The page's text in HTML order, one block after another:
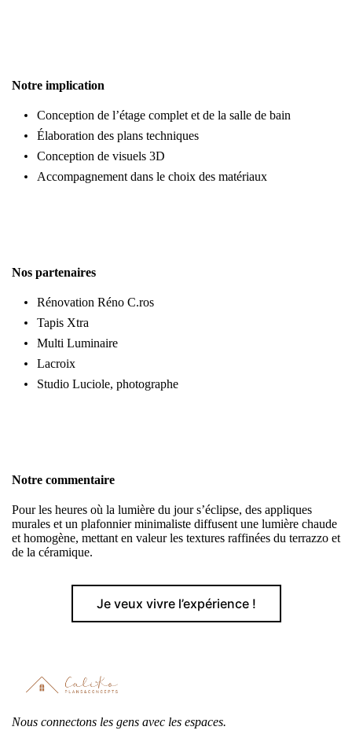
Notre implication
Conception de l’étage complet et de la salle de bain
Élaboration des plans techniques
Conception de visuels 3D
Accompagnement dans le choix des matériaux
Nos partenaires
Rénovation Réno C.ros
Tapis Xtra
Multi Luminaire
Lacroix
Studio Luciole, photographe
Notre commentaire
Pour les heures où la lumière du jour s’éclipse, des appliques
murales et un plafonnier minimaliste diffusent une lumière chaude
et homogène, mettant en valeur les textures raffinées du terrazzo et
de la céramique.
Je veux vivre l’expérience !
Nous connectons les gens avec les espaces.